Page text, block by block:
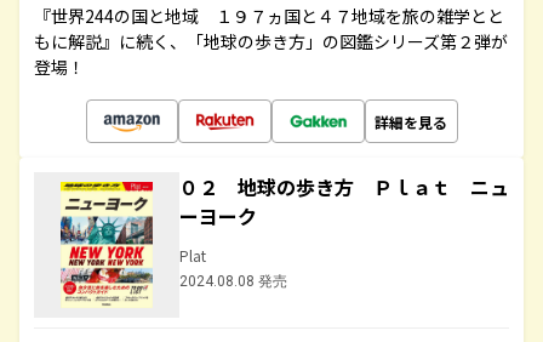
『世界244の国と地域 １９７ヵ国と４７地域を旅の雑学とと
もに解説』に続く、「地球の歩き方」の図鑑シリーズ第２弾が
登場！
詳細を見る
０２ 地球の歩き方 Ｐｌａｔ ニュ
ーヨーク
Plat
2024.08.08 発売